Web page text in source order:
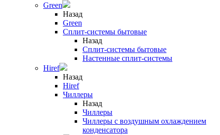
Green
Назад
Green
Сплит-системы бытовые
Назад
Сплит-системы бытовые
Настенные сплит-системы
Hiref
Назад
Hiref
Чиллеры
Назад
Чиллеры
Чиллеры с воздушным охлаждением
конденсатора